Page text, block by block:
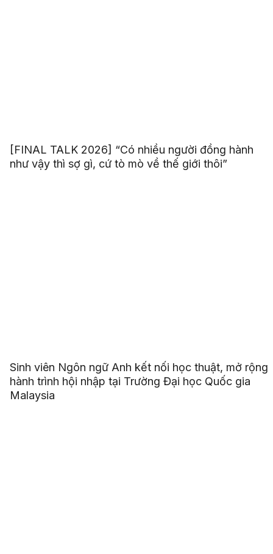
[FINAL TALK 2026] “Có nhiều người đồng hành
như vậy thì sợ gì, cứ tò mò về thế giới thôi”
Sinh viên Ngôn ngữ Anh kết nối học thuật, mở rộng
hành trình hội nhập tại Trường Đại học Quốc gia
Malaysia